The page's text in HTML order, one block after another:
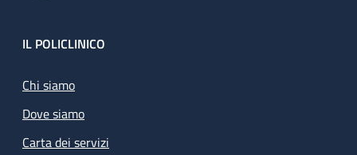
Footer
IL POLICLINICO
Chi siamo
Dove siamo
Carta dei servizi